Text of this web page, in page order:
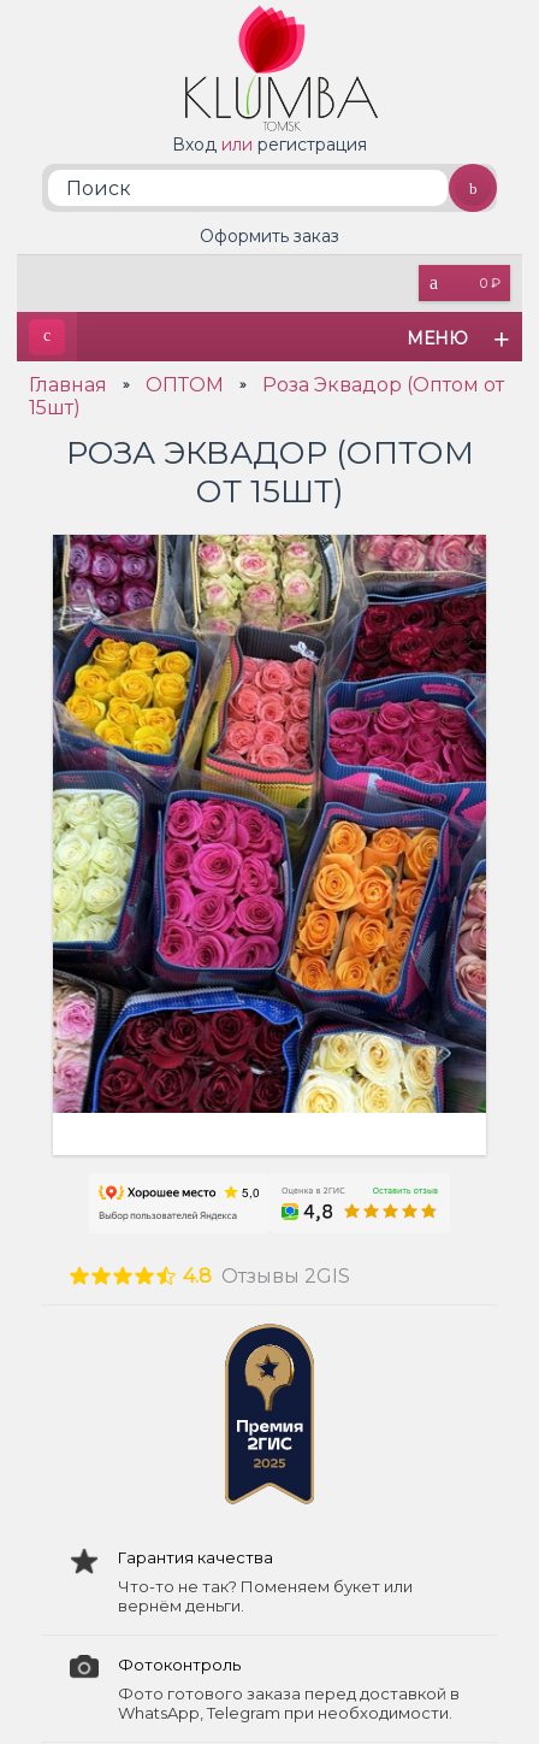
Вход или регистрация
0 ₽
Оформить заказ
МЕНЮ
Главная » ОПТОМ »
Роза Эквадор (Оптом от
15шт)
РОЗА ЭКВАДОР (ОПТОМ
ОТ 15ШТ)
4.8 Отзывы 2GIS
Гарантия качества
Что-то не так? Поменяем букет или
вернём деньги.
Фотоконтроль
Фото готового заказа перед доставкой в
WhatsApp, Telegram при необходимости.